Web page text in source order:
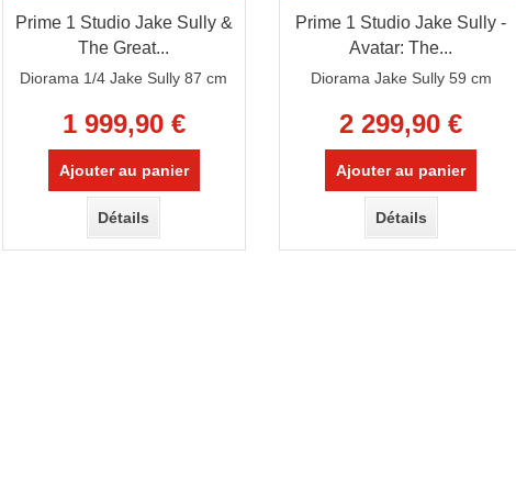
Prime 1 Studio Jake Sully &
The Great...
Diorama 1/4 Jake Sully 87 cm
1 999,90 €
Ajouter au panier
Détails
Prime 1 Studio Jake Sully -
Avatar: The...
Diorama Jake Sully 59 cm
2 299,90 €
Ajouter au panier
Détails